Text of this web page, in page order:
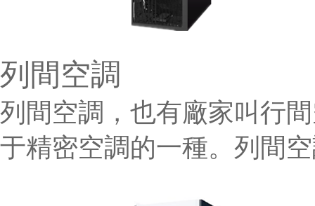
列間空調
列間空調，也有廠家叫行
于精密空調的一種。列間